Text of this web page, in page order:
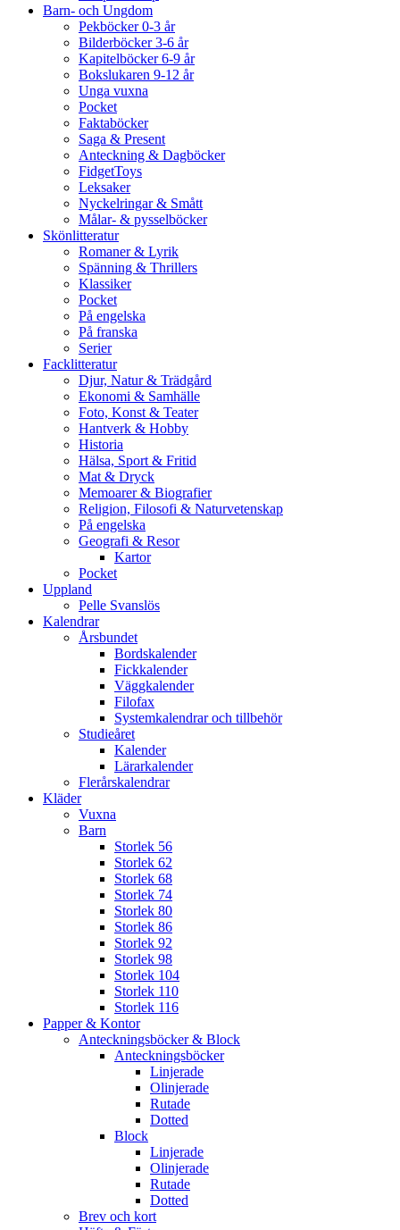
Barn- och Ungdom
Pekböcker 0-3 år
Bilderböcker 3-6 år
Kapitelböcker 6-9 år
Bokslukaren 9-12 år
Unga vuxna
Pocket
Faktaböcker
Saga & Present
Anteckning & Dagböcker
FidgetToys
Leksaker
Nyckelringar & Smått
Målar- & pysselböcker
Skönlitteratur
Romaner & Lyrik
Spänning & Thrillers
Klassiker
Pocket
På engelska
På franska
Serier
Facklitteratur
Djur, Natur & Trädgård
Ekonomi & Samhälle
Foto, Konst & Teater
Hantverk & Hobby
Historia
Hälsa, Sport & Fritid
Mat & Dryck
Memoarer & Biografier
Religion, Filosofi & Naturvetenskap
På engelska
Geografi & Resor
Kartor
Pocket
Uppland
Pelle Svanslös
Kalendrar
Årsbundet
Bordskalender
Fickkalender
Väggkalender
Filofax
Systemkalendrar och tillbehör
Studieåret
Kalender
Lärarkalender
Flerårskalendrar
Kläder
Vuxna
Barn
Storlek 56
Storlek 62
Storlek 68
Storlek 74
Storlek 80
Storlek 86
Storlek 92
Storlek 98
Storlek 104
Storlek 110
Storlek 116
Papper & Kontor
Anteckningsböcker & Block
Anteckningsböcker
Linjerade
Olinjerade
Rutade
Dotted
Block
Linjerade
Olinjerade
Rutade
Dotted
Brev och kort